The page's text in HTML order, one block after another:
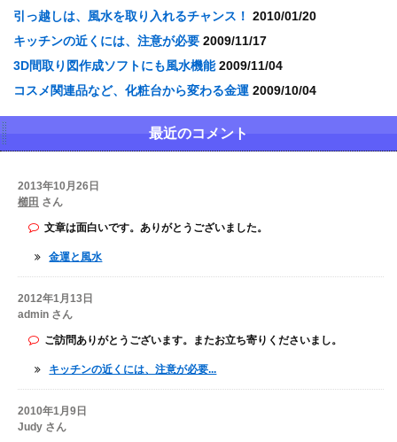
引っ越しは、風水を取り入れるチャンス！ 2010/01/20
キッチンの近くには、注意が必要 2009/11/17
3D間取り図作成ソフトにも風水機能 2009/11/04
コスメ関連品など、化粧台から変わる金運 2009/10/04
最近のコメント
2013年10月26日
櫛田 さん
文章は面白いです。ありがとうございました。
金運と風水
2012年1月13日
admin さん
ご訪問ありがとうございます。またお立ち寄りくださいまし。
キッチンの近くには、注意が必要...
2010年1月9日
Judy さん